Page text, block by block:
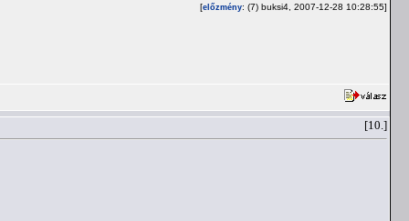
[előzmény: (7) buksi4, 2007-12-28 10:28:55]
[10.]